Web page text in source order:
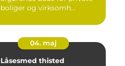
boliger og virksomh...
04. maj
Låsesmed thisted